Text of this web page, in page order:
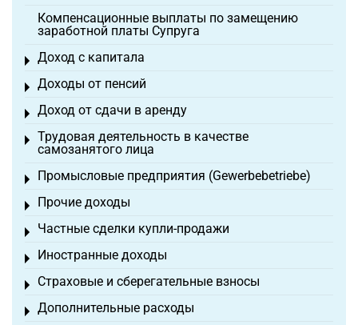
Компенсационные выплаты по замещению
заработной платы Супруга
Доход с капитала
Toggle menu
Доходы от пенсий
Toggle menu
Доход от сдачи в аренду
Toggle menu
Трудовая деятельность в качестве
самозанятого лица
Toggle menu
Промысловые предприятия (Gewerbebetriebe)
Toggle menu
Прочие доходы
Toggle menu
Частные сделки купли-продажи
Toggle menu
Иностранные доходы
Toggle menu
Страховые и сберегательные взносы
Toggle menu
Дополнительные расходы
Toggle menu